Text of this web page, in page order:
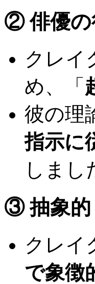
② 俳優の
クレイ
め、「
彼の理
指示に
しまし
③ 抽象的
クレイ
で象徴